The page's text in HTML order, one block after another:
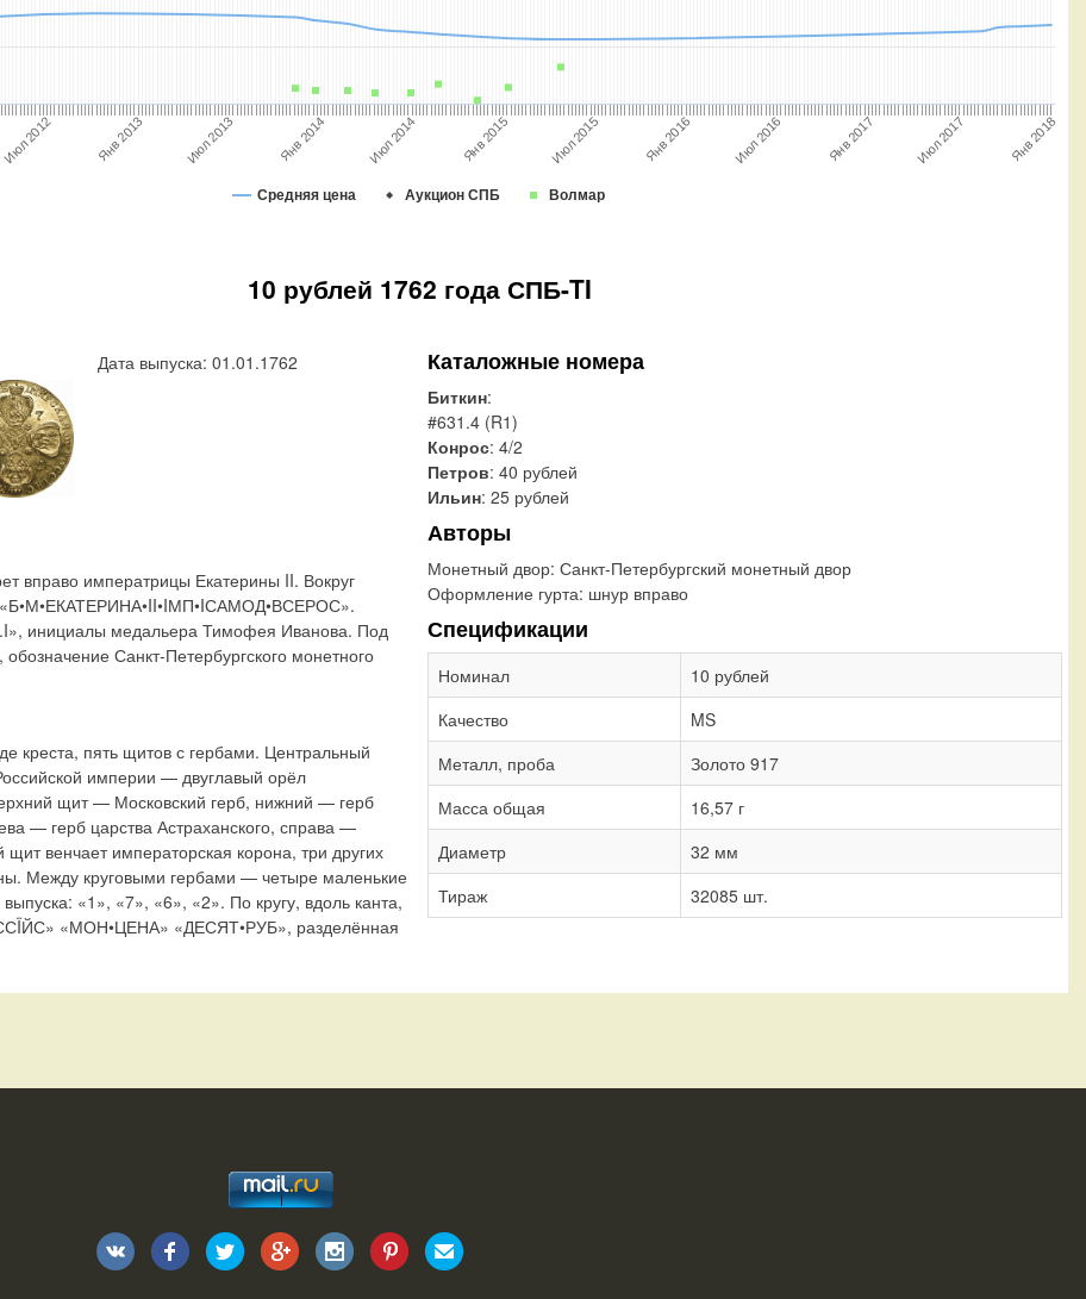
Средняя цена Аукцион СПБ Волмар
Июл 2012 Янв 2013 Июл 2013 Янв 2014 Июл 2014 Янв 2015 Июл 2015 Янв 2016 Июл 2016 Янв 2017 Июл 2017 Янв 2018
10 рублей 1762 года СПБ-TI
Дата выпуска: 01.01.1762
вправо императрицы Екатерины II. Вокруг
«Б•М•ЕКАТЕРИНА•II•IМП•IСАМОД•ВСЕРОС».
инициалы медальера Тимофея Иванова. Под
Санкт-Петербургского монетного
креста, пять щитов с гербами. Центральный
империи — двуглавый орёл
щит — Московский герб, нижний — герб
— герб царства Астраханского, справа —
щит венчает императорская корона, три других
Между круговыми гербами — четыре маленькие
«1», «7», «6», «2». По кругу, вдоль канта,
«МОН•ЦЕНА» «ДЕСЯТ•РУБ», разделённая
Каталожные номера
Биткин:
#631.4 (R1)
Конрос: 4/2
Петров: 40 рублей
Ильин: 25 рублей
Авторы
Монетный двор: Санкт-Петербургский монетный двор
Оформление гурта: шнур вправо
Спецификации
Номинал
10 рублей
Качество
MS
Металл, проба
Золото 917
Масса общая
16,57 г
Диаметр
32 мм
Тираж
32085 шт.